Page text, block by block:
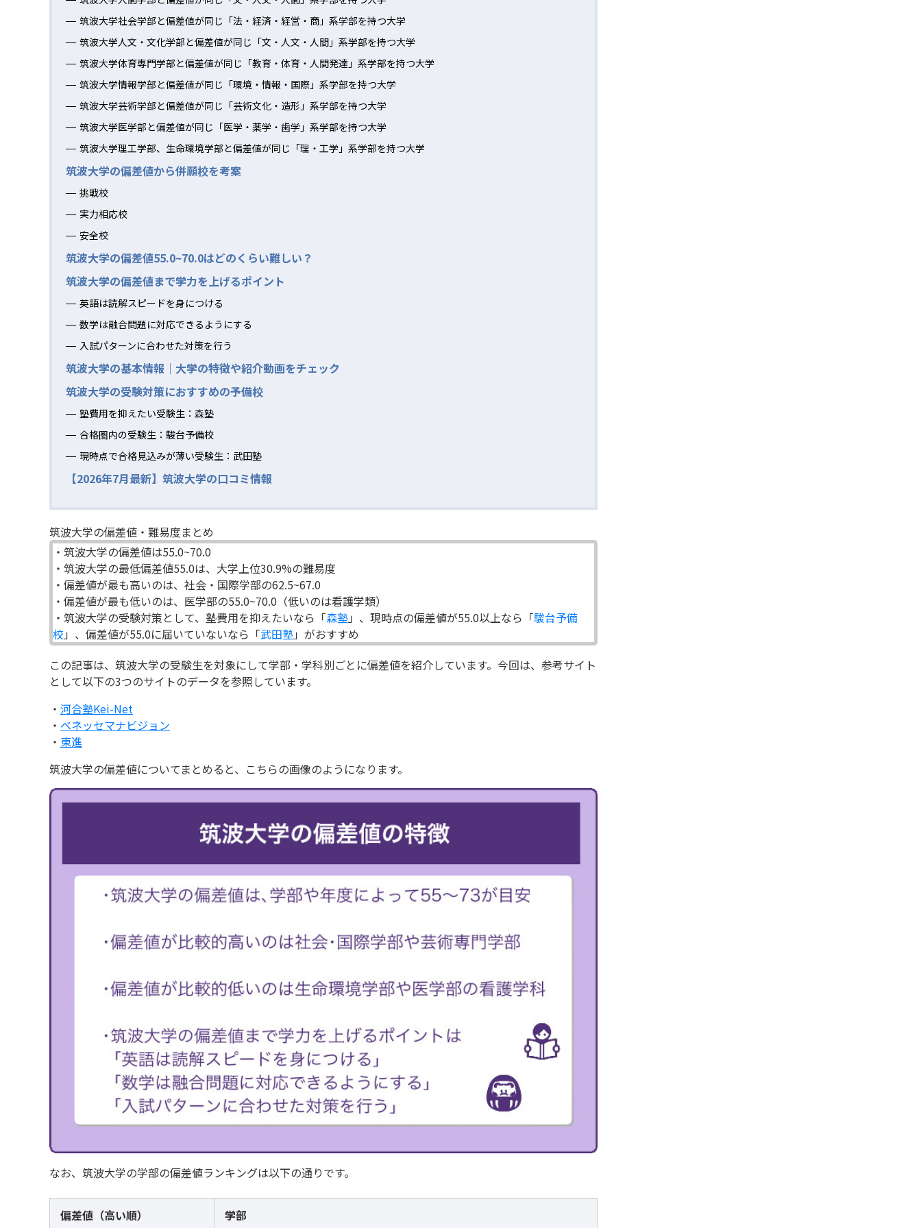
筑波大学社会学部と偏差値が同じ「法・経済・経営・商」系学部を持つ大学
筑波大学人文・文化学部と偏差値が同じ「文・人文・人間」系学部を持つ大学
筑波大学体育専門学部と偏差値が同じ「教育・体育・人間発達」系学部を持つ大学
筑波大学情報学部と偏差値が同じ「環境・情報・国際」系学部を持つ大学
筑波大学芸術学部と偏差値が同じ「芸術文化・造形」系学部を持つ大学
筑波大学医学部と偏差値が同じ「医学・薬学・歯学」系学部を持つ大学
筑波大学理工学部、生命環境学部と偏差値が同じ「理・工学」系学部を持つ大学
筑波大学の偏差値から併願校を考案
挑戦校
実力相応校
安全校
筑波大学の偏差値55.0~70.0はどのくらい難しい？
筑波大学の偏差値まで学力を上げるポイント
英語は読解スピードを身につける
数学は融合問題に対応できるようにする
入試パターンに合わせた対策を行う
筑波大学の基本情報｜大学の特徴や紹介動画をチェック
筑波大学の受験対策におすすめの予備校
塾費用を抑えたい受験生：森塾
合格圏内の受験生：駿台予備校
現時点で合格見込みが薄い受験生：武田塾
【2026年7月最新】筑波大学の口コミ情報
筑波大学の偏差値・難易度まとめ
・筑波大学の偏差値は55.0~70.0
・筑波大学の最低偏差値55.0は、大学上位30.9%の難易度
・偏差値が最も高いのは、社会・国際学部の62.5~67.0
・偏差値が最も低いのは、医学部の55.0~70.0（低いのは看護学類）
・筑波大学の受験対策として、塾費用を抑えたいなら「森塾」、現時点の偏差値が55.0以上なら「駿台予備
校 」、偏差値が55.0に届いていないなら「武田塾」がおすすめ
この記事は、筑波大学の受験生を対象にして学部・学科別ごとに偏差値を紹介しています。今回は、参考サイト
として以下の3つのサイトのデータを参照しています。
・ 河合塾Kei-Net
・ ベネッセマナビジョン
・ 東進
筑波大学の偏差値についてまとめると、こちらの画像のようになります。
なお、筑波大学の学部の偏差値ランキングは以下の通りです。
偏差値（高い順） 学部